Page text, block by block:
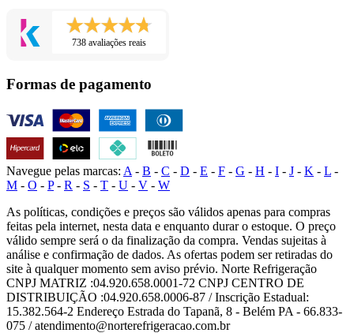
738 avaliações reais
Formas de pagamento
Navegue pelas marcas: A - B - C - D - E - F - G - H - I - J - K - L -
M - O - P- R - S - T - U - V - W
As políticas, condições e preços são válidos apenas para compras
feitas pela internet, nesta data e enquanto durar o estoque. O preço
válido sempre será o da finalização da compra. Vendas sujeitas à
análise e confirmação de dados. As ofertas podem ser retiradas do
site à qualquer momento sem aviso prévio. Norte Refrigeração
CNPJ MATRIZ :04.920.658.0001-72 CNPJ CENTRO DE
DISTRIBUIÇÃO :04.920.658.0006-87 / Inscrição Estadual:
15.382.564-2 Endereço Estrada do Tapanã, 8 - Belém PA - 66.833-
075 / atendimento@norterefrigeracao.com.br